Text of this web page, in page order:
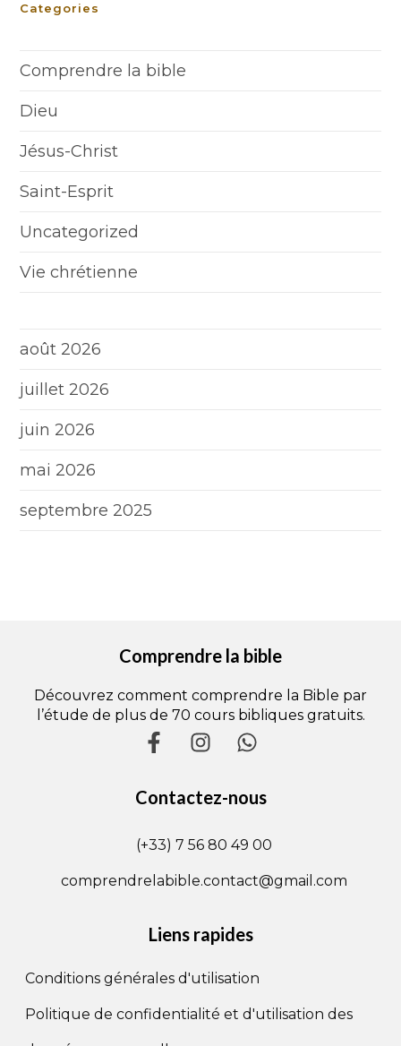
Categories
Comprendre la bible
Dieu
Jésus-Christ
Saint-Esprit
Uncategorized
Vie chrétienne
août 2026
juillet 2026
juin 2026
mai 2026
septembre 2025
Comprendre la bible
Découvrez comment comprendre la Bible par
l’étude de plus de 70 cours bibliques gratuits.
Contactez-nous
(+33) 7 56 80 49 00
comprendrelabible.contact@gmail.com
Liens rapides
Conditions générales d'utilisation
Politique de confidentialité et d'utilisation des